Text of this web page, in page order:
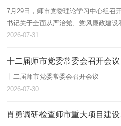
7月29日，师市党委理论学习中心组召
书记关于全面从严治党、党风廉政建
进师市全面从严治党，抓实抓细党风廉
2026-07-31
十二届师市党委常委会召开会议
十二届师市党委常委会召开会议
2026-07-30
肖勇调研检查师市重大项目建